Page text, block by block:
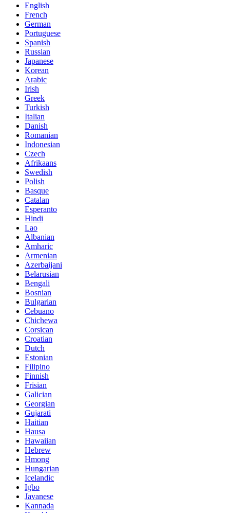
English
French
German
Portuguese
Spanish
Russian
Japanese
Korean
Arabic
Irish
Greek
Turkish
Italian
Danish
Romanian
Indonesian
Czech
Afrikaans
Swedish
Polish
Basque
Catalan
Esperanto
Hindi
Lao
Albanian
Amharic
Armenian
Azerbaijani
Belarusian
Bengali
Bosnian
Bulgarian
Cebuano
Chichewa
Corsican
Croatian
Dutch
Estonian
Filipino
Finnish
Frisian
Galician
Georgian
Gujarati
Haitian
Hausa
Hawaiian
Hebrew
Hmong
Hungarian
Icelandic
Igbo
Javanese
Kannada